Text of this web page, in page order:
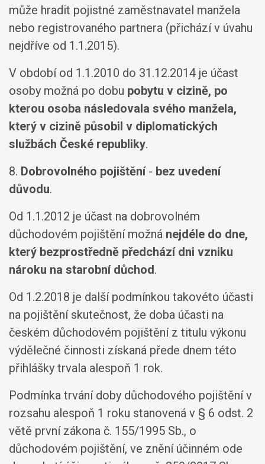
může hradit pojistné zaměstnavatel manžela
nebo registrovaného partnera (přichází v úvahu
nejdříve od 1.1.2015).
V období od 1.1.2010 do 31.12.2014 je účast
osoby možná po dobu pobytu v cizině, po
kterou osoba následovala svého manžela,
který v cizině působil v diplomatických
službách České republiky.
8. Dobrovolného pojištění- bez uvedení
důvodu.
Od 1.1.2012 je účast na dobrovolném
důchodovém pojištění možná nejdéle do dne,
který bezprostředně předchází dni vzniku
nároku na starobní důchod.
Od 1.2.2018 je další podmínkou takovéto účasti
na pojištění skutečnost, že doba účasti na
českém důchodovém pojištění z titulu výkonu
výdělečné činnosti získaná přede dnem této
přihlášky trvala alespoň 1 rok.
Podmínka trvání doby důchodového pojištění v
rozsahu alespoň 1 roku stanovená v § 6 odst. 2
větě první zákona č. 155/1995 Sb., o
důchodovém pojištění, ve znění účinném ode